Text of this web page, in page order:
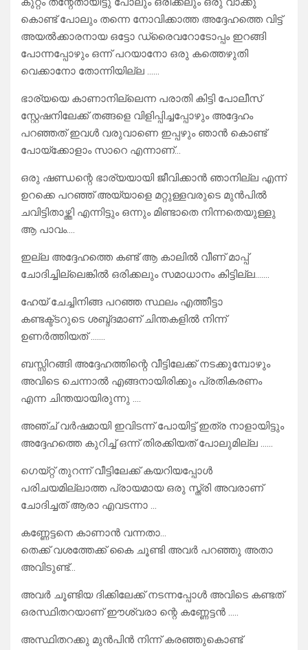
കൊണ്ട് പോലും തന്നെ നോവിക്കാത്ത അദ്ദേഹത്തെ വിട്ട്
അയൽക്കാരനായ ഒട്ടോ ഡ്രൈവറോടോപ്പം ഇറങ്ങി
പോന്നപ്പോഴും ഒന്ന് പറയാനോ ഒരു കത്തെഴുതി
വെക്കാനോ തോന്നിയില്ല ……
ഭാര്യയെ കാണാനില്ലെന്ന പരാതി കിട്ടി പോലീസ്
സ്റ്റേഷനിലേക്ക് തങ്ങളെ വിളിപ്പിച്ചപ്പോഴും അദ്ദേഹം
പറഞ്ഞത് ഇവൾ വരുവാണെ ഇപ്പഴും ഞാൻ കൊണ്ട്
പോയ്ക്കോളാം സാറെ എന്നാണ്…
ഒരു ഷണ്ഡന്റെ ഭാര്യയായി ജീവിക്കാൻ ഞാനില്ല എന്ന്
ഉറക്കെ പറഞ്ഞ് അയ്യാളെ മറ്റുള്ളവരുടെ മുൻപിൽ
ചവിട്ടിതാഴ്ത്തി എന്നിട്ടും ഒന്നും മിണ്ടാതെ നിന്നതെയുള്ളു
ആ പാവം….
ഇല്ല അദ്ദേഹത്തെ കണ്ട് ആ കാലിൽ വീണ് മാപ്പ്
ചോദിച്ചില്ലെങ്കിൽ ഒരിക്കലും സമാധാനം കിട്ടില്ല…….
ഹേയ് ചേച്ചിനിങ്ങ പറഞ്ഞ സ്ഥലം എത്തീട്ടാ
കണ്ടക്ട്ടറുടെ ശബ്ദ്ദമാണ് ചിന്തകളിൽ നിന്ന്
ഉണർത്തിയത് …….
ബസ്സിറങ്ങി അദ്ദേഹത്തിന്റെ വീട്ടിലേക്ക് നടക്കുമ്പോഴും
അവിടെ ചെന്നാൽ എങ്ങനായിരിക്കും പ്രതികരണം
എന്ന ചിന്തയായിരുന്നു ….
അഞ്ച് വർഷമായി ഇവിടന്ന് പോയിട്ട് ഇത്ര നാളായിട്ടും
അദ്ദേഹത്തെ കുറിച്ച് ഒന്ന് തിരക്കിയത് പോലുമില്ല ……
ഗെയ്റ്റ് തുറന്ന് വീട്ടിലേക്ക് കയറിയപ്പോൾ
പരിചയമില്ലാത്ത പ്രായമായ ഒരു സ്ത്രി അവരാണ്
ചോദിച്ചത് ആരാ എവടന്നാ …
കണ്ണേട്ടനെ കാണാൻ വന്നതാ…
തെക്ക് വശത്തേക്ക് കൈ ചൂണ്ടി അവർ പറഞ്ഞു അതാ
അവിടുണ്ട്…
അവർ ചൂണ്ടിയ ദിക്കിലേക്ക്‌ നടന്നപ്പോൾ അവിടെ കണ്ടത്
ഒരസ്ഥിതറയാണ് ഈശ്വരാ ന്റെ കണ്ണേട്ടൻ …..
അസ്ഥിതറക്കു മുൻപിൻ നിന്ന് കരഞ്ഞുകൊണ്ട്